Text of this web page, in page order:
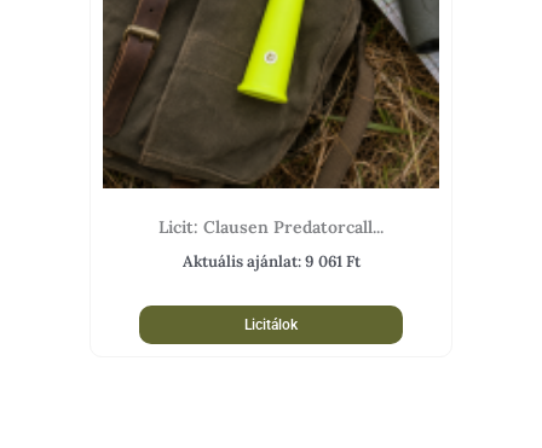
Licit: Clausen Predatorcall...
Aktuális ajánlat:9 061Ft
Licitálok